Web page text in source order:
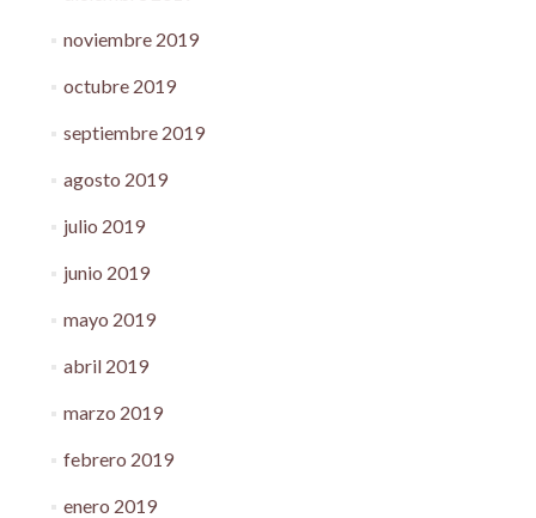
noviembre 2019
octubre 2019
septiembre 2019
agosto 2019
julio 2019
junio 2019
mayo 2019
abril 2019
marzo 2019
febrero 2019
enero 2019